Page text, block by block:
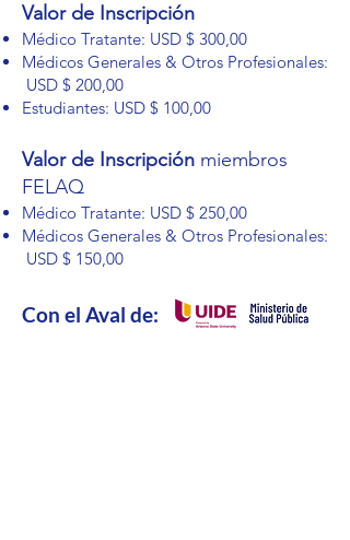
Valor de Inscripción
Médico Tratante​: USD $ 300,00
Médicos Generales & Otros Profesionales:
USD $ 200,00
Estudiantes: USD $ 100,00
Valor de Inscripción miembros
FELAQ
Médico Tratante​: USD $ 250,00
Médicos Generales & Otros Profesionales:
USD $ 150,00
Con el Aval de: